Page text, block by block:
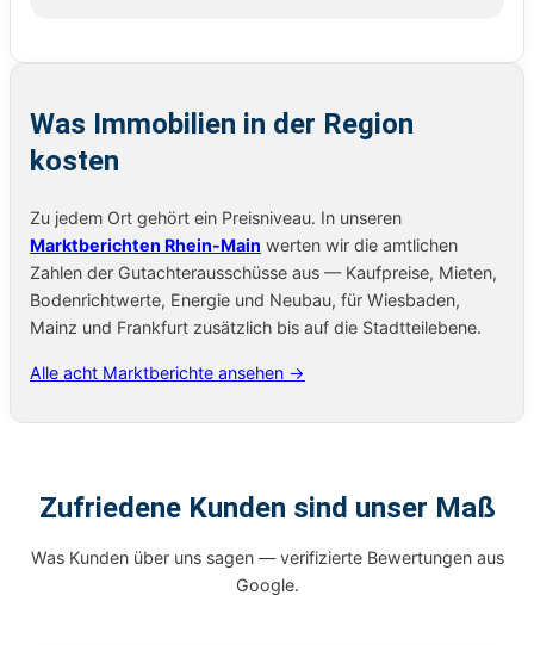
Was Immobilien in der Region
kosten
Zu jedem Ort gehört ein Preisniveau. In unseren
Marktberichten Rhein-Main werten wir die amtlichen
Zahlen der Gutachterausschüsse aus — Kaufpreise, Mieten,
Bodenrichtwerte, Energie und Neubau, für Wiesbaden,
Mainz und Frankfurt zusätzlich bis auf die Stadtteilebene.
Alle acht Marktberichte ansehen →
Zufriedene Kunden sind unser Maß
Was Kunden über uns sagen — verifizierte Bewertungen aus
Google.